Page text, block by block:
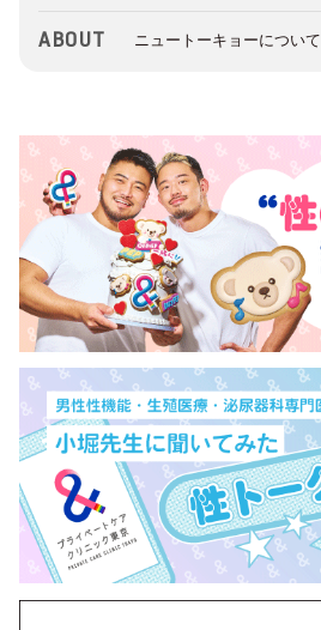
ABOUT ニュートーキョーについて